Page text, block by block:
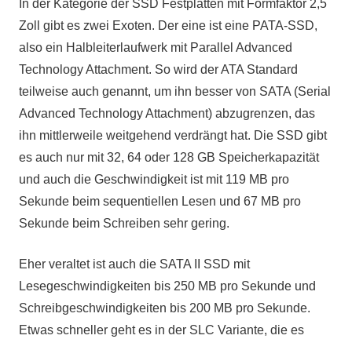
In der Kategorie der SSD Festplatten mit Formfaktor 2,5
Zoll gibt es zwei Exoten. Der eine ist eine PATA-SSD,
also ein Halbleiterlaufwerk mit Parallel Advanced
Technology Attachment. So wird der ATA Standard
teilweise auch genannt, um ihn besser von SATA (Serial
Advanced Technology Attachment) abzugrenzen, das
ihn mittlerweile weitgehend verdrängt hat. Die SSD gibt
es auch nur mit 32, 64 oder 128 GB Speicherkapazität
und auch die Geschwindigkeit ist mit 119 MB pro
Sekunde beim sequentiellen Lesen und 67 MB pro
Sekunde beim Schreiben sehr gering.
Eher veraltet ist auch die SATA II SSD mit
Lesegeschwindigkeiten bis 250 MB pro Sekunde und
Schreibgeschwindigkeiten bis 200 MB pro Sekunde.
Etwas schneller geht es in der SLC Variante, die es